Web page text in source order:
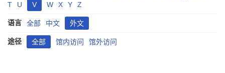
T
U V W X Y Z
语言 全部 中文 外文
途径 全部 馆内访问 馆外访问